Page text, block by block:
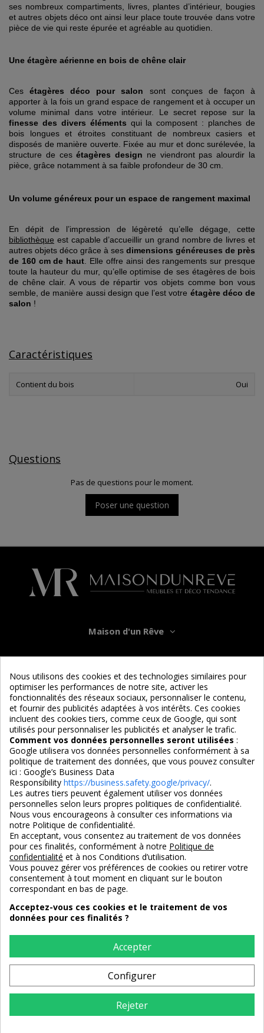
ses nombreux compartiments, livres, plantes d’intérieur, bougies
et autres objets déco ont ainsi leur place toute trouvée dans votre
pièce de vie qui reste épurée et agréable au quotidien.
Une étagère aérienne en bois de chêne clair
Cesétagères déco pour salon sont conçues de façon à
apporter à la fois un grand espace de rangement et à occuper un
volume minimal dans votre intérieur. Le secret repose sur la
finesse des divers éléments qui la composent : planches de
bois longues et étroites constituant de nombreux casiers et
disposés de manière ouverte. Fixée au mur et donc surélevée, la
structure de cesétagères design ne viendront pas alourdir la
pièce, grâce notamment à sa faible profondeur de 30 cm.
Un volume généreux pour un espace de rangement maximal
En dépit de l’impression de légèreté qu’elle dégage, cette
bibliothèque est capable d’accueillir un grand nombre de livres et
autres objets déco grâce à ses dimensions généreuses de près
de 160 cm de haut . Elle offre ainsi des rangements sur presque
toute la hauteur du mur, qu’elle optimise de ses étagères de bois
de chêne clair. A vous de répartir vos objets comme bon vous
semble, de manière aussi design que l’est votre étagère déco de
salon !
Caractéristiques
Contient du bois Oui
Questions
Pas de questions pour le moment.
Poser une question
Maison d'un Rêve
Informations
Services
Nous suivre
4,7/5
3X SANS FRAIS
100% sécurisé
PAIEMENT 100% SÉCURISÉ
par CB / Amex / Virement
LIVRAISON 12/18 JOURS
depuis 2008
RETOURS
sous 14 jours
Nous utilisons des cookies et des technologies similaires pour
optimiser les performances de notre site, activer les
fonctionnalités des réseaux sociaux, personnaliser le contenu,
et fournir des publicités adaptées à vos intérêts. Ces cookies
incluent des cookies tiers, comme ceux de Google, qui sont
utilisés pour personnaliser les publicités et analyser le trafic.
Comment vos données personnelles seront utilisées :
Google utilisera vos données personnelles conformément à sa
politique de traitement des données, que vous pouvez consulter
ici : Google’s Business Data
Responsibility https://business.safety.google/privacy/.
Les autres tiers peuvent également utiliser vos données
personnelles selon leurs propres politiques de confidentialité.
Nous vous encourageons à consulter ces informations via
notre Politique de confidentialité.
En acceptant, vous consentez au traitement de vos données
pour ces finalités, conformément à notre Politique de
confidentialité et à nos Conditions d’utilisation.
Vous pouvez gérer vos préférences de cookies ou retirer votre
consentement à tout moment en cliquant sur le bouton
correspondant en bas de page.
Acceptez-vous ces cookies et le traitement de vos
données pour ces finalités ?
Accepter
Configurer
Rejeter